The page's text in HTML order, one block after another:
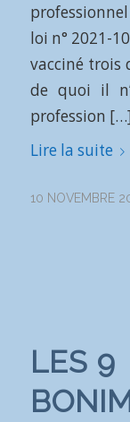
loi n° 2021-
vacciné trois
de quoi il
profession
Lire la suite
10 NOVEMBRE
LES 9